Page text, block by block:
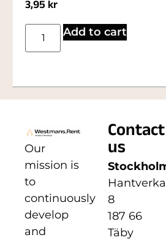
3,95 kr
Add to cart
Our
mission is
to
continuously
develop
and
Contact
us
8
187 66
Täby